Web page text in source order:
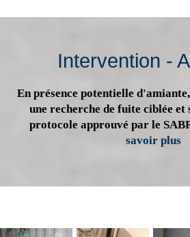
Intervention -
En présence potentielle
une recherche de fuite ciblée et
protocole approuvé par le
savoir plus